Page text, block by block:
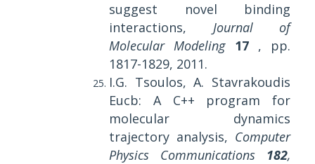
suggest novel binding
interactions, Journal of
Molecular Modeling
17, pp.
1817-1829, 2011.
I.G. Tsoulos, A. Stavrakoudis
Eucb: A C++ program for
molecular dynamics
trajectory analysis, Computer
Physics Communications 182,